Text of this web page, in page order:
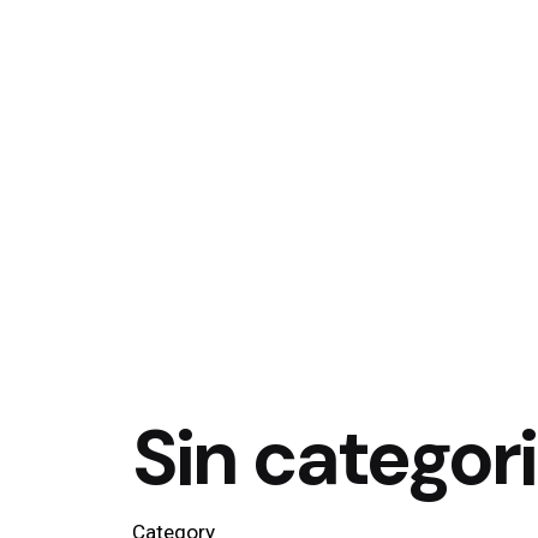
Sin
Category